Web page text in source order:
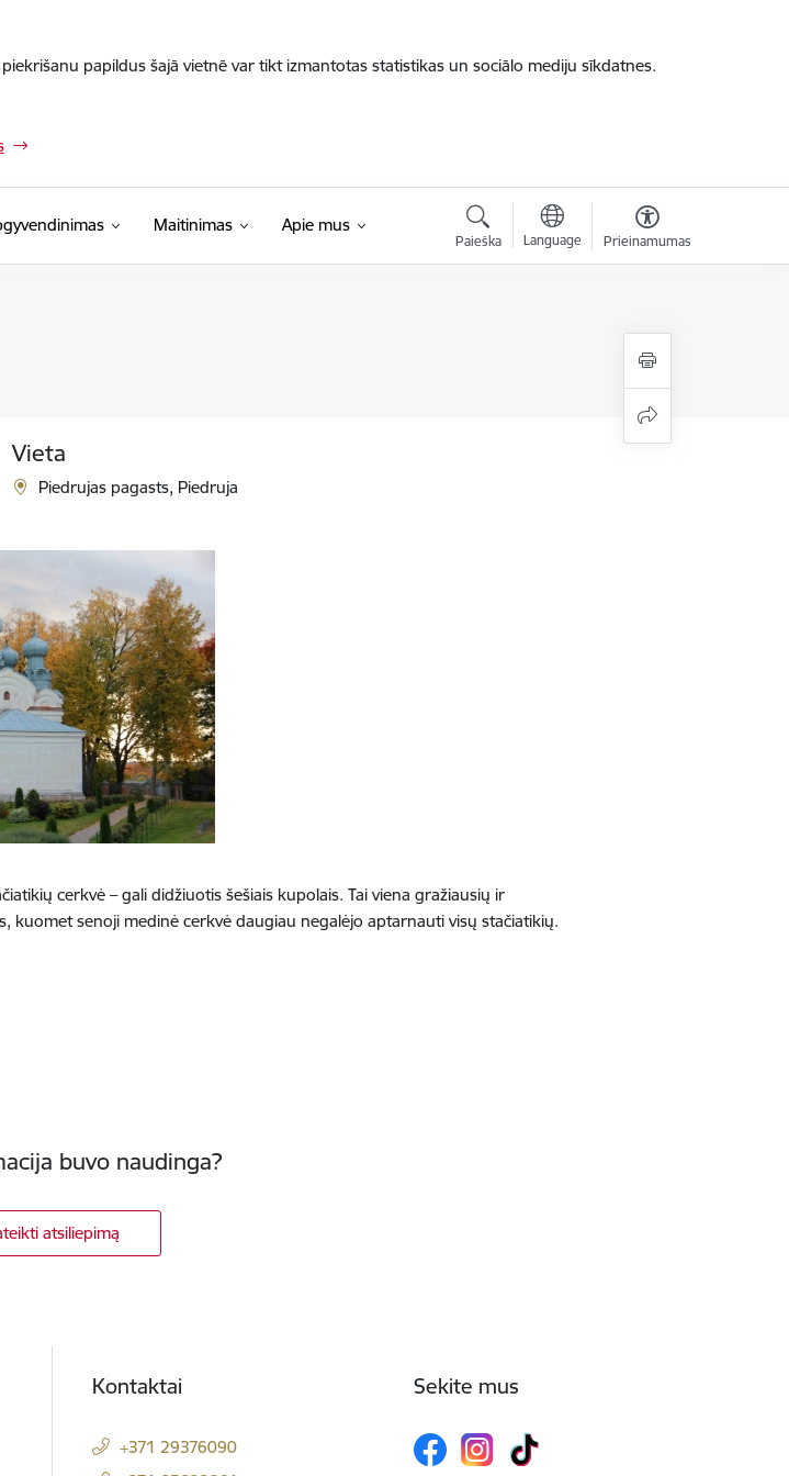
papildus šajā vietnē var tikt izmantotas statistikas un sociālo mediju sīkdatnes.
Maitinimas Apie mus
Paieška Language Prieinamumas
Vieta
Piedrujas pagasts, Piedruja
cerkvė – gali didžiuotis šešiais kupolais. Tai viena gražiausių ir
kuomet senoji medinė cerkvė daugiau negalėjo aptarnauti visų stačiatikių.
buvo naudinga?
atsiliepimą
Kontaktai
+371 29376090
Sekite mus